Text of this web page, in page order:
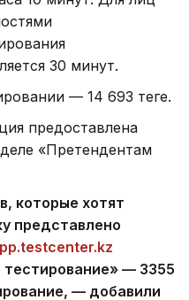
30 минут.
— 14 693 теңге.
предоставлена
«Претендентам
которые хотят
представлено
— 3355
— добавили